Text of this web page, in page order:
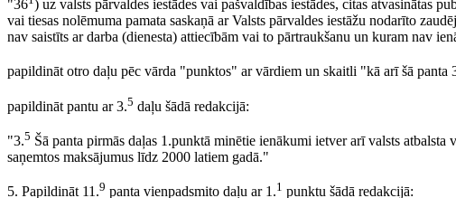
"36 ) uz valsts pārvaldes iestādes vai pašvaldības iestādes, citas atvasinātas
vai tiesas nolēmuma pamata saskaņā ar Valsts pārvaldes iestāžu nodarīto
nav saistīts ar darba (dienesta) attiecībām vai to pārtraukšanu un kuram nav
papildināt otro daļu pēc vārda "punktos" ar vārdiem un skaitli "kā arī šā panta
papildināt pantu ar 3.5 daļu šādā redakcijā:
"3.5 Šā panta pirmās daļas 1.punktā minētie ienākumi ietver arī valsts
saņemtos maksājumus līdz 2000 latiem gadā."
5. Papildināt 11.9 panta vienpadsmito daļu ar 1.1 punktu šādā redakcijā: